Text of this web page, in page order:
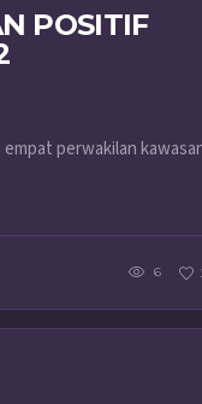
POSITIF
perwakilan
6